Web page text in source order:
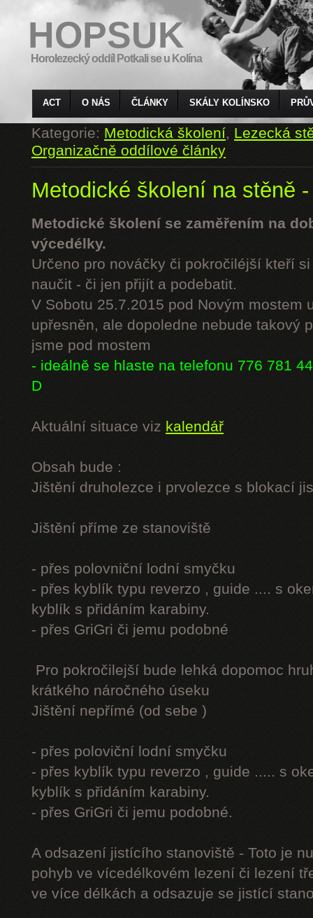
HOPSUK
Horolezecký oddíl Potkali se u Kolína
ACT O NÁS ČLÁNKY SKÁLY KOLÍNSKO
Kategorie:Metodická školení, Lezecká
Organizačně oddílové články
Metodické školení na stěně
Metodické školení se zaměřením na
výcedélky.
Určeno pro nováčky či pokročiléjší kteří
naučit - či jen přijít a podebatit.
V Sobotu 25.7.2015 pod Novým mostem
upřesněn, ale dopoledne nebude takový
jsme pod mostem
- ideálně se hlaste na telefonu 776 781
D
Aktuální situace vizkalendář
Obsah bude :
Jištění druholezce i prvolezce s blokací
Jištění příme ze stanoviště
- přes polovniční lodní smyčku
- přes kyblík typu reverzo , guide .... s
kyblík s přidáním karabiny.
- přes GriGri či jemu podobné
Pro pokročilejší bude lehká dopomoc
krátkého náročného úseku
Jištění nepřímé (od sebe )
- přes poloviční lodní smyčku
- přes kyblík typu reverzo , guide ..... s
kyblík s přidáním karabiny.
- přes GriGri či jemu podobné.
A odsazení jistícího stanoviště - Toto je
pohyb ve vícedélkovém lezení či lezení
ve více délkách a odsazuje se jistící